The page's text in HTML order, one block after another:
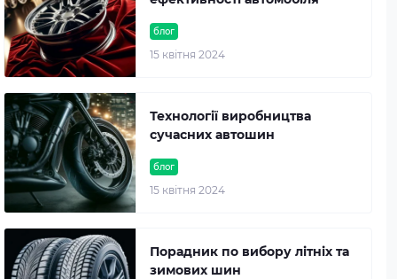
блог
15 квітня 2024
блог
15 квітня 2024
Технології виробництва
сучасних автошин
Порадник по вибору літніх та
зимових шин